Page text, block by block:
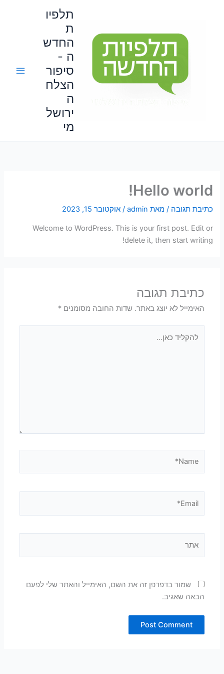
תלפיו
ת
החדש
ה -
סיפור
הצלח
ה
ירושל
מי
Hello world!
כתיבת תגובה / מאת admin
/אוקטובר 15, 2023
Welcome to WordPress. This is your first post. Edit or
delete it, then start writing!
כתיבת תגובה
האימייל לא יוצג באתר. שדות החובה מסומנים*
כאן...
שמור בדפדפן זה את השם, האימייל והאתר שלי לפעם
הבאה שאגיב.